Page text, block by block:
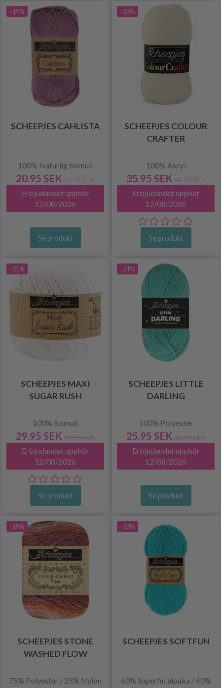
-19%
SCHEEPJES CAHLISTA
100% Naturlig bomull
20.95 SEK 25.95 SEK
Erbjudandet upphör
12/08/2026
Se produkt
-20%
SCHEEPJES COLOUR
CRAFTER
100% Akryl
35.95 SEK 44.95 SEK
Erbjudandet upphör
12/08/2026
Se produkt
-21%
SCHEEPJES MAXI
SUGAR RUSH
100% Bomull
29.95 SEK 37.95 SEK
Erbjudandet upphör
12/08/2026
Se produkt
-21%
SCHEEPJES LITTLE
DARLING
100% Polyester
25.95 SEK 32.95 SEK
Erbjudandet upphör
12/08/2026
Se produkt
-19%
SCHEEPJES STONE
WASHED FLOW
75% Polyester / 25% Nylon
-20%
SCHEEPJES SOFTFUN
60% Superfin alpaka / 40%